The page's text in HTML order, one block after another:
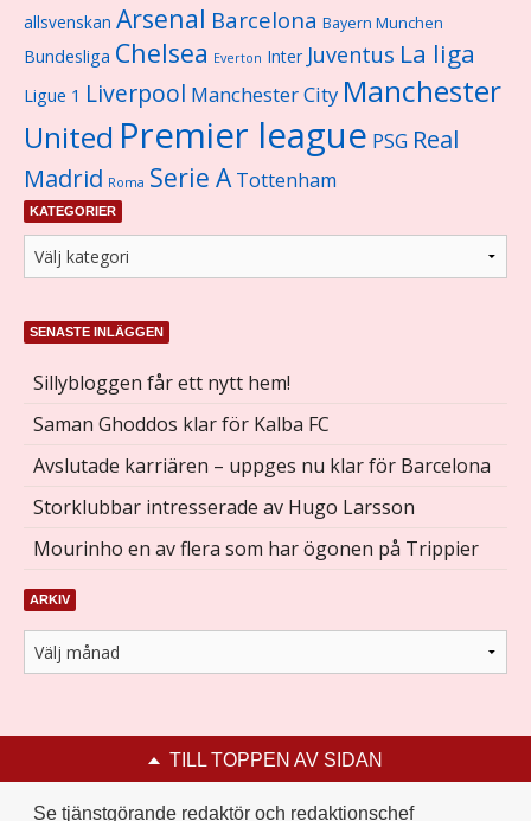
allsvenskan Arsenal Barcelona Bayern Munchen
Bundesliga Chelsea Everton Inter Juventus La liga
Ligue 1 Liverpool Manchester City Manchester
United Premier league PSG Real
Madrid Roma Serie A Tottenham
KATEGORIER
SENASTE INLÄGGEN
Sillybloggen får ett nytt hem!
Saman Ghoddos klar för Kalba FC
Avslutade karriären – uppges nu klar för Barcelona
Storklubbar intresserade av Hugo Larsson
Mourinho en av flera som har ögonen på Trippier
ARKIV
TILL TOPPEN AV SIDAN
Se tjänstgörande redaktör och redaktionschef